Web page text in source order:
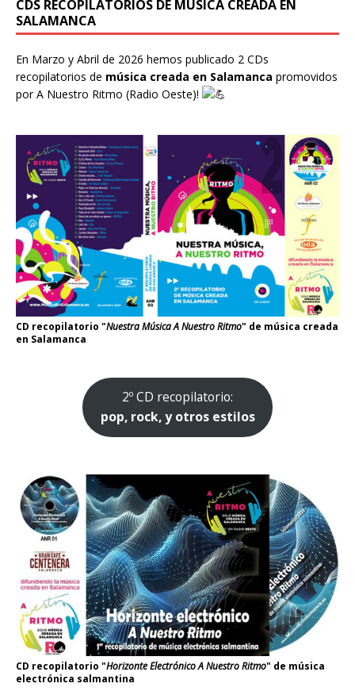
CDS RECOPILATORIOS DE MÚSICA CREADA EN
SALAMANCA
En Marzo y Abril de 2026 hemos publicado 2 CDs
recopilatorios de música creada en Salamanca promovidos
porA Nuestro Ritmo (Radio Oeste)!
CD recopilatorio "Nuestra Música A Nuestro Ritmo" de música creada
en Salamanca
2º CD recopilatorio:
pop, rock, y otros estilos
CD recopilatorio "Horizonte Electrónico A Nuestro Ritmo" de música
electrónica salmantina